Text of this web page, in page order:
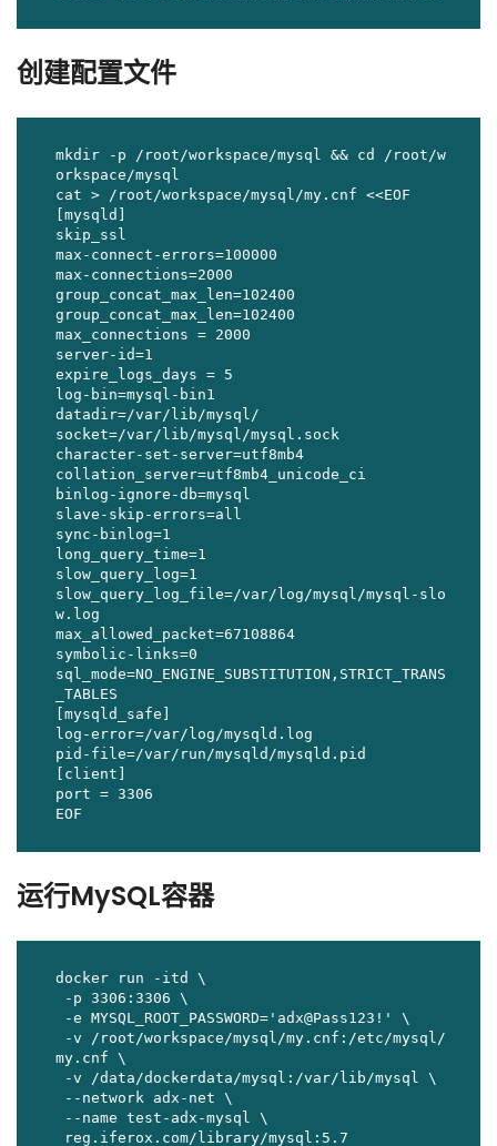
创建配置文件
mkdir -p /root/workspace/mysql && cd /root/w
orkspace/mysql
cat > /root/workspace/mysql/my.cnf <<EOF
[mysqld]
skip_ssl
max-connect-errors=100000
max-connections=2000
group_concat_max_len=102400
group_concat_max_len=102400
max_connections = 2000
server-id=1
expire_logs_days = 5
log-bin=mysql-bin1
datadir=/var/lib/mysql/
socket=/var/lib/mysql/mysql.sock
character-set-server=utf8mb4
collation_server=utf8mb4_unicode_ci
binlog-ignore-db=mysql
slave-skip-errors=all
sync-binlog=1
long_query_time=1
slow_query_log=1
slow_query_log_file=/var/log/mysql/mysql-slo
w.log
max_allowed_packet=67108864
symbolic-links=0
sql_mode=NO_ENGINE_SUBSTITUTION,STRICT_TRANS
_TABLES
[mysqld_safe]
log-error=/var/log/mysqld.log
pid-file=/var/run/mysqld/mysqld.pid
[client]
port = 3306
EOF
运行MySQL容器
docker run -itd \
my.cnf \
reg.iferox.com/library/mysql:5.7